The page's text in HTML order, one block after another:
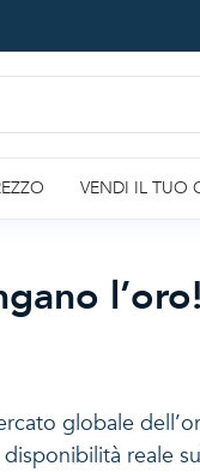
VENDI IL TUO
l’oro!
globale
reale